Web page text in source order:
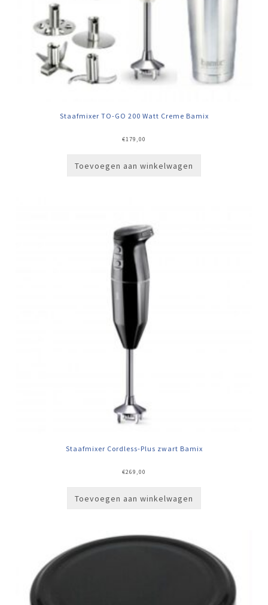
Staafmixer TO-GO 200 Watt Creme Bamix
€179,00
Toevoegen aan winkelwagen
Staafmixer Cordless-Plus zwart Bamix
€269,00
Toevoegen aan winkelwagen